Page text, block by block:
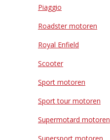
Piaggio
Roadster motoren
Royal Enfield
Scooter
Sport motoren
Sport tour motoren
Supermotard motoren